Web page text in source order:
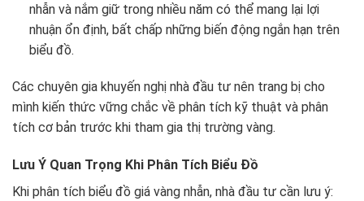
nhẫn và nắm giữ trong nhiều năm có thể mang lại lợi
nhuận ổn định, bất chấp những biến động ngắn hạn trên
biểu đồ.
Các chuyên gia khuyến nghị nhà đầu tư nên trang bị cho
mình kiến thức vững chắc về phân tích kỹ thuật và phân
tích cơ bản trước khi tham gia thị trường vàng.
Lưu Ý Quan Trọng Khi Phân Tích Biểu Đồ
Khi phân tích biểu đồ giá vàng nhẫn, nhà đầu tư cần lưu ý: